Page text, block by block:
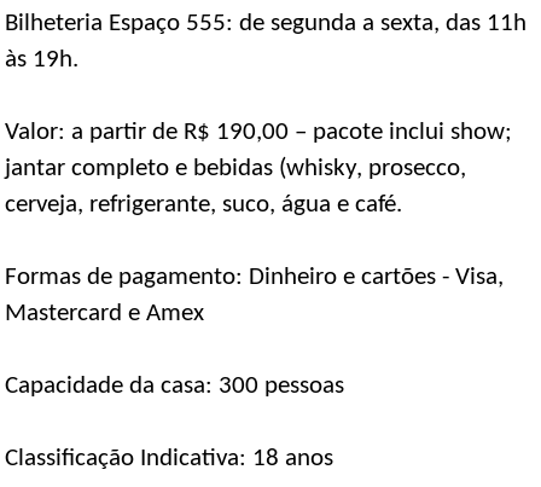
Bilheteria Espaço 555: de segunda a sexta, das 11h
às 19h.
Valor: a partir de R$ 190,00 – pacote inclui show;
jantar completo e bebidas (whisky, prosecco,
cerveja, refrigerante, suco, água e café.
Formas de pagamento: Dinheiro e cartões - Visa,
Mastercard e Amex
Capacidade da casa: 300 pessoas
Classificação Indicativa: 18 anos